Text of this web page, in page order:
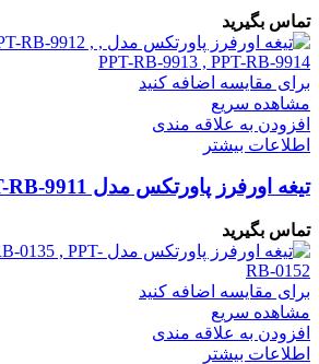
تماس بگیرید
برای مقایسه اضافه کنید
مشاهده سریع
افزودن به علاقه مندی
اطلاعات بیشتر
تیغه اورفرز پاورتکس مدل PPT-RB-9911
تماس بگیرید
برای مقایسه اضافه کنید
مشاهده سریع
افزودن به علاقه مندی
اطلاعات بیشتر